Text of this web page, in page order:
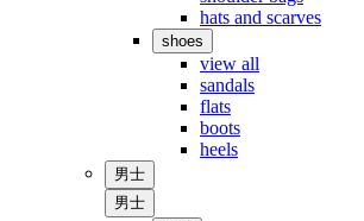
hats and scarves
shoes
view all
sandals
flats
boots
heels
男士
男士